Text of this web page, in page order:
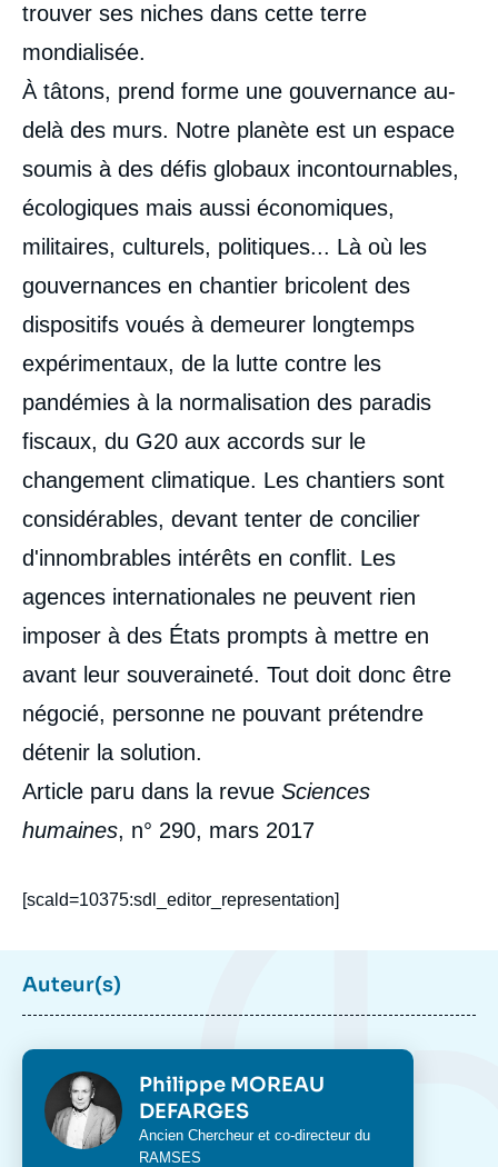
trouver ses niches dans cette terre
mondialisée.
À tâtons, prend forme une gouvernance au-
delà des murs. Notre planète est un espace
soumis à des défis globaux incontournables,
écologiques mais aussi économiques,
militaires, culturels, politiques... Là où les
gouvernances en chantier bricolent des
dispositifs voués à demeurer longtemps
expérimentaux, de la lutte contre les
pandémies à la normalisation des paradis
fiscaux, du G20 aux accords sur le
changement climatique. Les chantiers sont
considérables, devant tenter de concilier
d'innombrables intérêts en conflit. Les
agences internationales ne peuvent rien
imposer à des États prompts à mettre en
avant leur souveraineté. Tout doit donc être
négocié, personne ne pouvant prétendre
détenir la solution.
Article paru dans la revue Sciences
humaines, n° 290, mars 2017
[scald=10375:sdl_editor_representation]
Auteur(s)
Photo
Philippe MOREAU
DEFARGES
Intitulé
du
Ancien Chercheur et co-directeur du
RAMSES